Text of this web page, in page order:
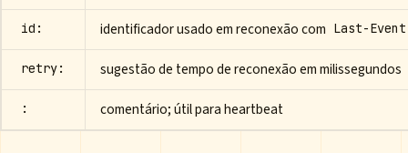
id: identificador usado em reconexão com Last-
retry: sugestão de tempo de reconexão em milissegundos
: comentário; útil para heartbeat